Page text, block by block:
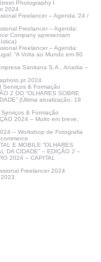
Photography I
2024
Freelancer – Agenda ’24 /
Freelancer – Agenda:
Company apresentam
Freelancer – Agenda:
“A Volta ao Mundo em 80
Sanitana S.A., Anadia –
2024
& Formação
2 DO “OLHARES SOBRE
(Última atualização: 19
& Formação
2024 – Muito em breve,
– Workshop de Fotografia
E MOBILE “OLHARES
DA CIDADE” – EDIÇÃO 2 –
2024 – CAPITAL
Freelancer 2024